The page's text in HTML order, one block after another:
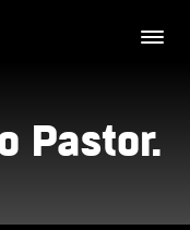
Pastor.